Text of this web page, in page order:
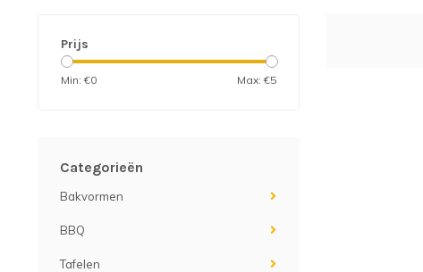
Prijs
Min: €0 Max: €5
Categorieën
Bakvormen
BBQ
Tafelen